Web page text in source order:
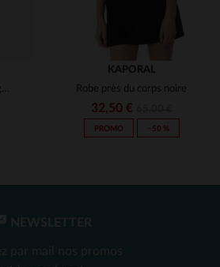
Combinaison army badgée couleur bleu pacific
KAPORAL
Robe près du corps noire
32,50 €
PROMO −50 %
NEWSLETTER
par mail nos promos